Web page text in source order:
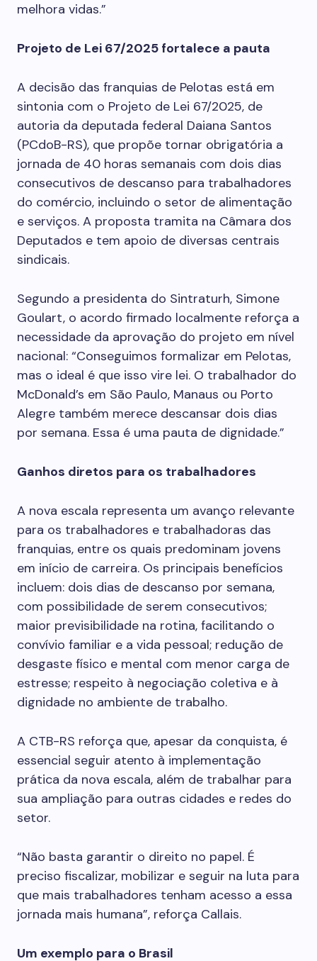
melhora vidas.”
Projeto de Lei 67/2025 fortalece a pauta
A decisão das franquias de Pelotas está em
sintonia com o Projeto de Lei 67/2025, de
autoria da deputada federal Daiana Santos
(PCdoB-RS), que propõe tornar obrigatória a
jornada de 40 horas semanais com dois dias
consecutivos de descanso para trabalhadores
do comércio, incluindo o setor de alimentação
e serviços. A proposta tramita na Câmara dos
Deputados e tem apoio de diversas centrais
sindicais.
Segundo a presidenta do Sintraturh, Simone
Goulart, o acordo firmado localmente reforça a
necessidade da aprovação do projeto em nível
nacional: “Conseguimos formalizar em Pelotas,
mas o ideal é que isso vire lei. O trabalhador do
McDonald’s em São Paulo, Manaus ou Porto
Alegre também merece descansar dois dias
por semana. Essa é uma pauta de dignidade.”
Ganhos diretos para os trabalhadores
A nova escala representa um avanço relevante
para os trabalhadores e trabalhadoras das
franquias, entre os quais predominam jovens
em início de carreira. Os principais benefícios
incluem: dois dias de descanso por semana,
com possibilidade de serem consecutivos;
maior previsibilidade na rotina, facilitando o
convívio familiar e a vida pessoal; redução de
desgaste físico e mental com menor carga de
estresse; respeito à negociação coletiva e à
dignidade no ambiente de trabalho.
A CTB-RS reforça que, apesar da conquista, é
essencial seguir atento à implementação
prática da nova escala, além de trabalhar para
sua ampliação para outras cidades e redes do
setor.
“Não basta garantir o direito no papel. É
preciso fiscalizar, mobilizar e seguir na luta para
que mais trabalhadores tenham acesso a essa
jornada mais humana”, reforça Callais.
Um exemplo para o Brasil